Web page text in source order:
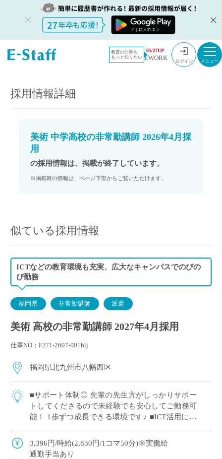
教育の仕事を
もっと知りたい
05/27UP
EWORK ログイン
教員採用情
報のイー・
採用情報
美術 中学高校の非常勤講師 2026年4月採用
採用情報詳細
美術 中学高校の非常勤講師 2026年4月採
用
の採用情報は、掲載が終了しています。
※掲載時の情報は、ページ下部からご覧いただけます。
似ている採用情報
ICTなどの教育環境も充実、広大なキャンパスでのびの
び勤務
福岡県 非常勤講師 派遣
美術 高校の非常勤講師 2027年4月採用
仕事NO：F271-2607-001bij
福岡県北九州市八幡西区
■サポート体制◎ 先輩の先生方がしっかりサポー
トしてくださるので未経験でも安心してご勤務可
能！ 1歩ずつ成長できる環境です♪ ■ICT活用によ
いて、先生方の日々の作業の負担軽 […]
3,396円/時給(2,830円/1コマ50分)※実働給
通勤手当あり